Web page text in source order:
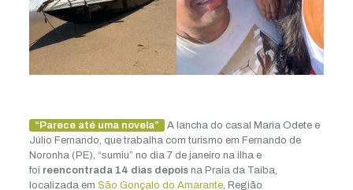
“Parece até uma novela”
A lancha do casal Maria Odete e
Júlio Fernando, que trabalha com turismo em Fernando de
Noronha (PE), “sumiu” no dia 7 de janeiro na ilha e
foi reencontrada 14 dias depoisna Praia da Taíba,
localizada em São Gonçalo do Amarante, Região